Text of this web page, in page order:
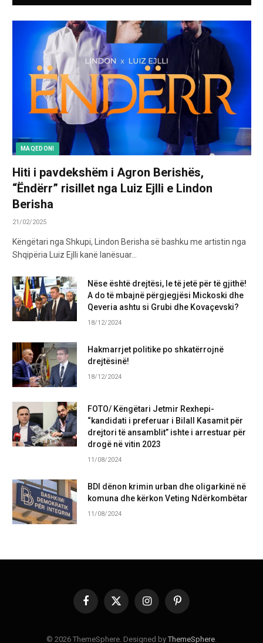
MAQEDONI
Hiti i pavdekshëm i Agron Berishës,
“Ëndërr” risillet nga Luiz Ejlli e Lindon
Berisha
21/02/2025
Këngëtari nga Shkupi, Lindon Berisha së bashku me artistin nga
Shqipëria Luiz Ejlli kanë lanësuar…
Nëse është drejtësi, le të jetë për të gjithë!
A do të mbajnë përgjegjësi Mickoski dhe
Qeveria ashtu si Grubi dhe Kovaçevski?
18/12/2024
Hakmarrjet politike po shkatërrojnë
drejtësinë!
18/12/2024
FOTO/ Këngëtari Jetmir Rexhepi-
“kandidati i preferuar i Bilall Kasamit për
drejtori të ansamblit” ishte i arrestuar për
drogë në vitin 2023
11/08/2024
BDI dënon krimin urban dhe oligarkinë në
komuna dhe kërkon Veting Ndërkombëtar
11/08/2024
Facebook
X
InstagramPinterest
© 2026 ThemeSphere. Designed byThemeSphere